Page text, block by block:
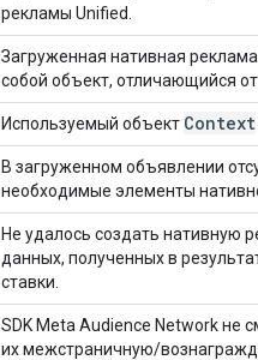
рекламы Unified.
Загруженная нативная
собой объект, отличающийся
Используемый объект Context
В загруженном объявлении
необходимые элементы
Не удалось создать нативную
данных, полученных в
ставки.
SDK Meta Audience Network не
их межстраничную/